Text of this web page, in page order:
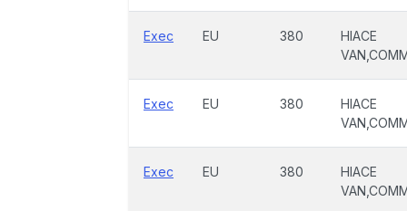
Exec EU 380
HIACE
Exec EU 380
HIACE
Exec EU 380
HIACE